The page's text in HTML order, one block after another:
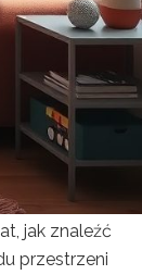
jak znaleźć
przestrzeni